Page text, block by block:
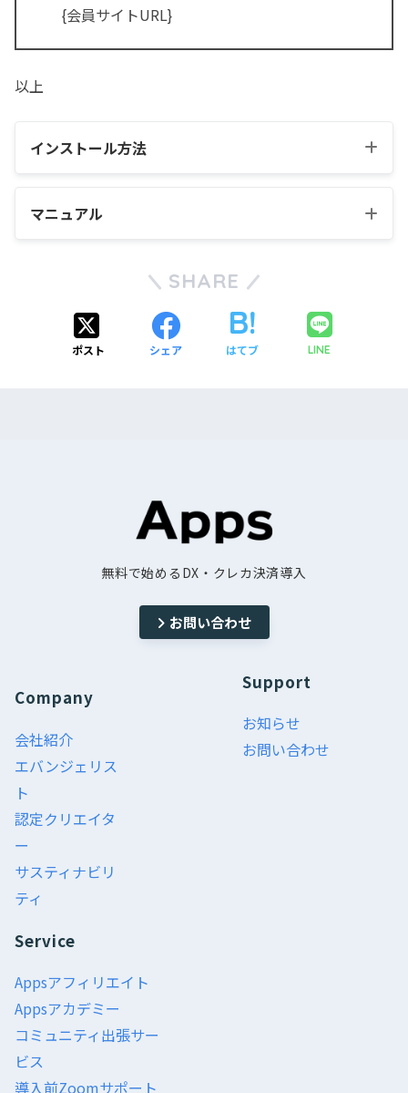
{会員サイトURL}
以上
インストール方法
Appsのアカウントを作成する（無料）
Apps管理画面 にログイン
「インストール」をクリック
マニュアル
初心者必見！効率的な導入方法
仕組みと基本的な使い方
ログインの仕組み
操作メニュー一覧
ユーザー属性別閲覧
◯◯する方法
法
タグ作成方法
記事コンテンツ作成
学習コースの作成方
法
SHARE
ポスト シェア はてブ LINE
無料で始めるDX・クレカ決済導入
お問い合わせ
Company
会社紹介
エバンジェリス
ト
認定クリエイタ
ー
サスティナビリ
ティ
Support
お知らせ
お問い合わせ
Service
Appsアフィリエイト
Appsアカデミー
コミュニティ出張サー
ビス
導入前Zoomサポート